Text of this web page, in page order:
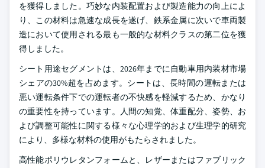
を獲得しました。巧妙な内装配置および製造能力の向上によ
り、この材料は急速な成長を遂げ、鉄系金属に次いで車両製
造において使用される最も一般的な材料クラスの第二位を獲
得しました。
シート用途セグメントは、2026年までに自動車用内装材市場
シェアの30%超を占めます。シートは、長時間の運転または
悪い運転条件下での運転者の不快感を軽減するため、かなり
の重要性を持っています。人間の知覚、体重配分、姿勢、お
よび調整可能性に関する様々な心理学的および生理学的研究
により、多様な材料の使用がもたらされました。
高性能ポリウレタンフォームと、レザーまたはファブリック